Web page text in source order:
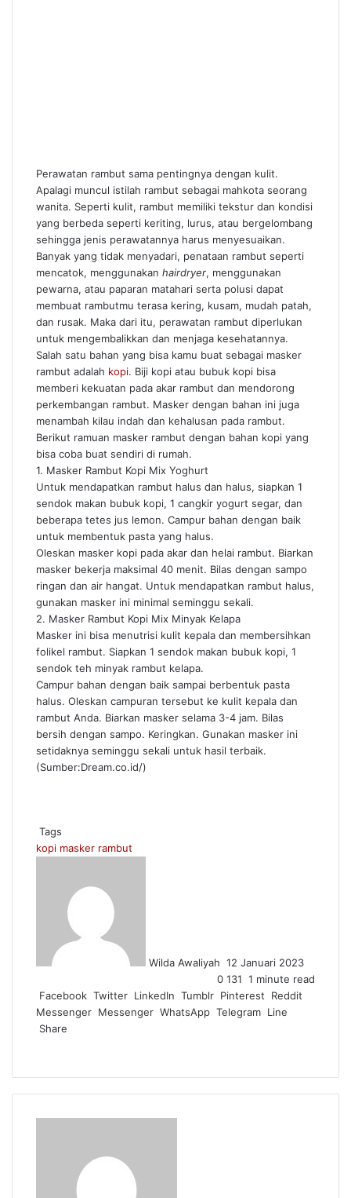
Perawatan rambut sama pentingnya dengan kulit.
Apalagi muncul istilah rambut sebagai mahkota seorang
wanita. Seperti kulit, rambut memiliki tekstur dan kondisi
yang berbeda seperti keriting, lurus, atau bergelombang
sehingga jenis perawatannya harus menyesuaikan.
Banyak yang tidak menyadari, penataan rambut seperti
mencatok, menggunakan hairdryer, menggunakan
pewarna, atau paparan matahari serta polusi dapat
membuat rambutmu terasa kering, kusam, mudah patah,
dan rusak. Maka dari itu, perawatan rambut diperlukan
untuk mengembalikkan dan menjaga kesehatannya.
Salah satu bahan yang bisa kamu buat sebagai masker
rambut adalah kopi. Biji kopi atau bubuk kopi bisa
memberi kekuatan pada akar rambut dan mendorong
perkembangan rambut. Masker dengan bahan ini juga
menambah kilau indah dan kehalusan pada rambut.
Berikut ramuan masker rambut dengan bahan kopi yang
bisa coba buat sendiri di rumah.
1. Masker Rambut Kopi Mix Yoghurt
Untuk mendapatkan rambut halus dan halus, siapkan 1
sendok makan bubuk kopi, 1 cangkir yogurt segar, dan
beberapa tetes jus lemon. Campur bahan dengan baik
untuk membentuk pasta yang halus.
Oleskan masker kopi pada akar dan helai rambut. Biarkan
masker bekerja maksimal 40 menit. Bilas dengan sampo
ringan dan air hangat. Untuk mendapatkan rambut halus,
gunakan masker ini minimal seminggu sekali.
2. Masker Rambut Kopi Mix Minyak Kelapa
Masker ini bisa menutrisi kulit kepala dan membersihkan
folikel rambut. Siapkan 1 sendok makan bubuk kopi, 1
sendok teh minyak rambut kelapa.
Campur bahan dengan baik sampai berbentuk pasta
halus. Oleskan campuran tersebut ke kulit kepala dan
rambut Anda. Biarkan masker selama 3-4 jam. Bilas
bersih dengan sampo. Keringkan. Gunakan masker ini
setidaknya seminggu sekali untuk hasil terbaik.
(Sumber:Dream.co.id/)
Tags
kopi masker rambut
Wilda Awaliyah 12 Januari 2023
0 131 1 minute read
Facebook Twitter LinkedIn Tumblr Pinterest
Reddit
Messenger Messenger WhatsApp Telegram Line
Share
Email